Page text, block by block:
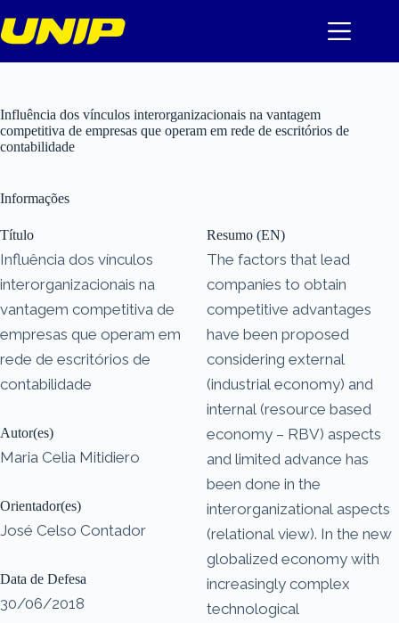
para
o
Influência dos vínculos interorganizacionais na vantagem
competitiva de empresas que operam em rede de escritórios de
contabilidade
Informações
Título
Influência dos vínculos
interorganizacionais na
vantagem competitiva de
empresas que operam em
rede de escritórios de
contabilidade
Autor(es)
Maria Celia Mitidiero
Orientador(es)
José Celso Contador
Data de Defesa
30/06/2018
Resumo (EN)
The factors that lead
companies to obtain
competitive advantages
have been proposed
considering external
(industrial economy) and
internal (resource based
economy – RBV) aspects
and limited advance has
been done in the
interorganizational aspects
(relational view). In the new
globalized economy with
increasingly complex
technological